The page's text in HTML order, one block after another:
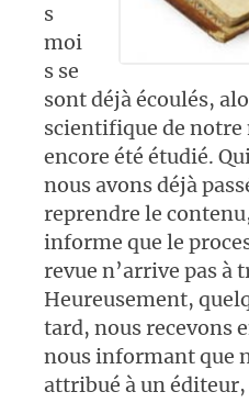
s
moi
s se
sont déjà écoulés,
scientifique de notre
encore été étudié.
nous avons déjà
reprendre le
informe que le
revue n’arrive pas à
Heureusement,
tard, nous recevons
nous informant que
attribué à un